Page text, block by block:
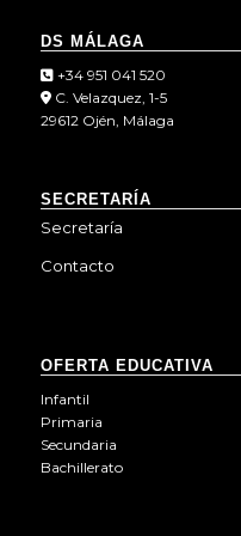
DS MÁLAGA
+34 951 041 520
C. Velazquez, 1-5
29612 Ojén, Málaga
SECRETARÍA
Secretaría
Contacto
OFERTA EDUCATIVA
Infantil
Primaria
Secundaria
Bachillerato